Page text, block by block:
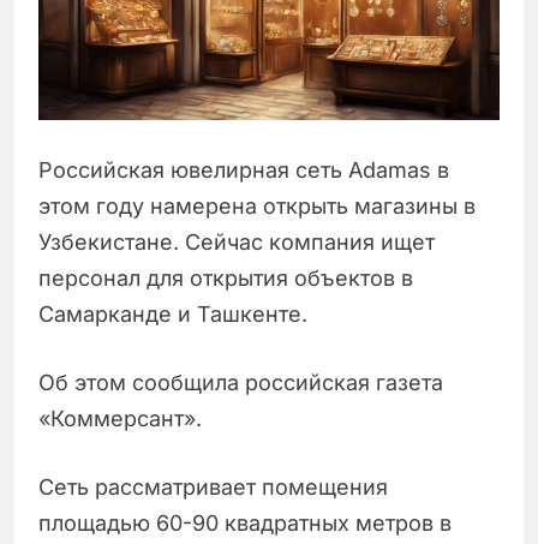
Российская ювелирная сеть Adamas в
этом году намерена открыть магазины в
Узбекистане. Сейчас компания ищет
персонал для открытия объектов в
Самарканде и Ташкенте.
Об этом сообщила российская газета
«Коммерсант».
Сеть рассматривает помещения
площадью 60-90 квадратных метров в